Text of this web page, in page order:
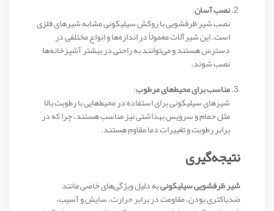
نصب آسان:
نصب شیر ظرفشویی با روکش سیلیکونی مشابه شیرهای فلزی
است. این شیرآلات معمولاً در اندازه‌ها و انواع مختلفی در
دسترس هستند و می‌توانند به راحتی در بیشتر آشپزخانه‌ها
نصب شوند.
مناسب برای محیط‌های مرطوب:
شیرهای سیلیکونی برای استفاده در محیط‌هایی با رطوبت بالا
مثل حمام و سرویس بهداشتی نیز مناسب هستند، چرا که در
برابر رطوبت و تغییرات دما مقاوم هستند.
نتیجه‌گیری
شیر ظرفشویی سیلیکونیبه دلیل ویژگی‌های خاصی مانند
ضدباکتری بودن، مقاومت در برابر حرارت، سایش و آسیب،